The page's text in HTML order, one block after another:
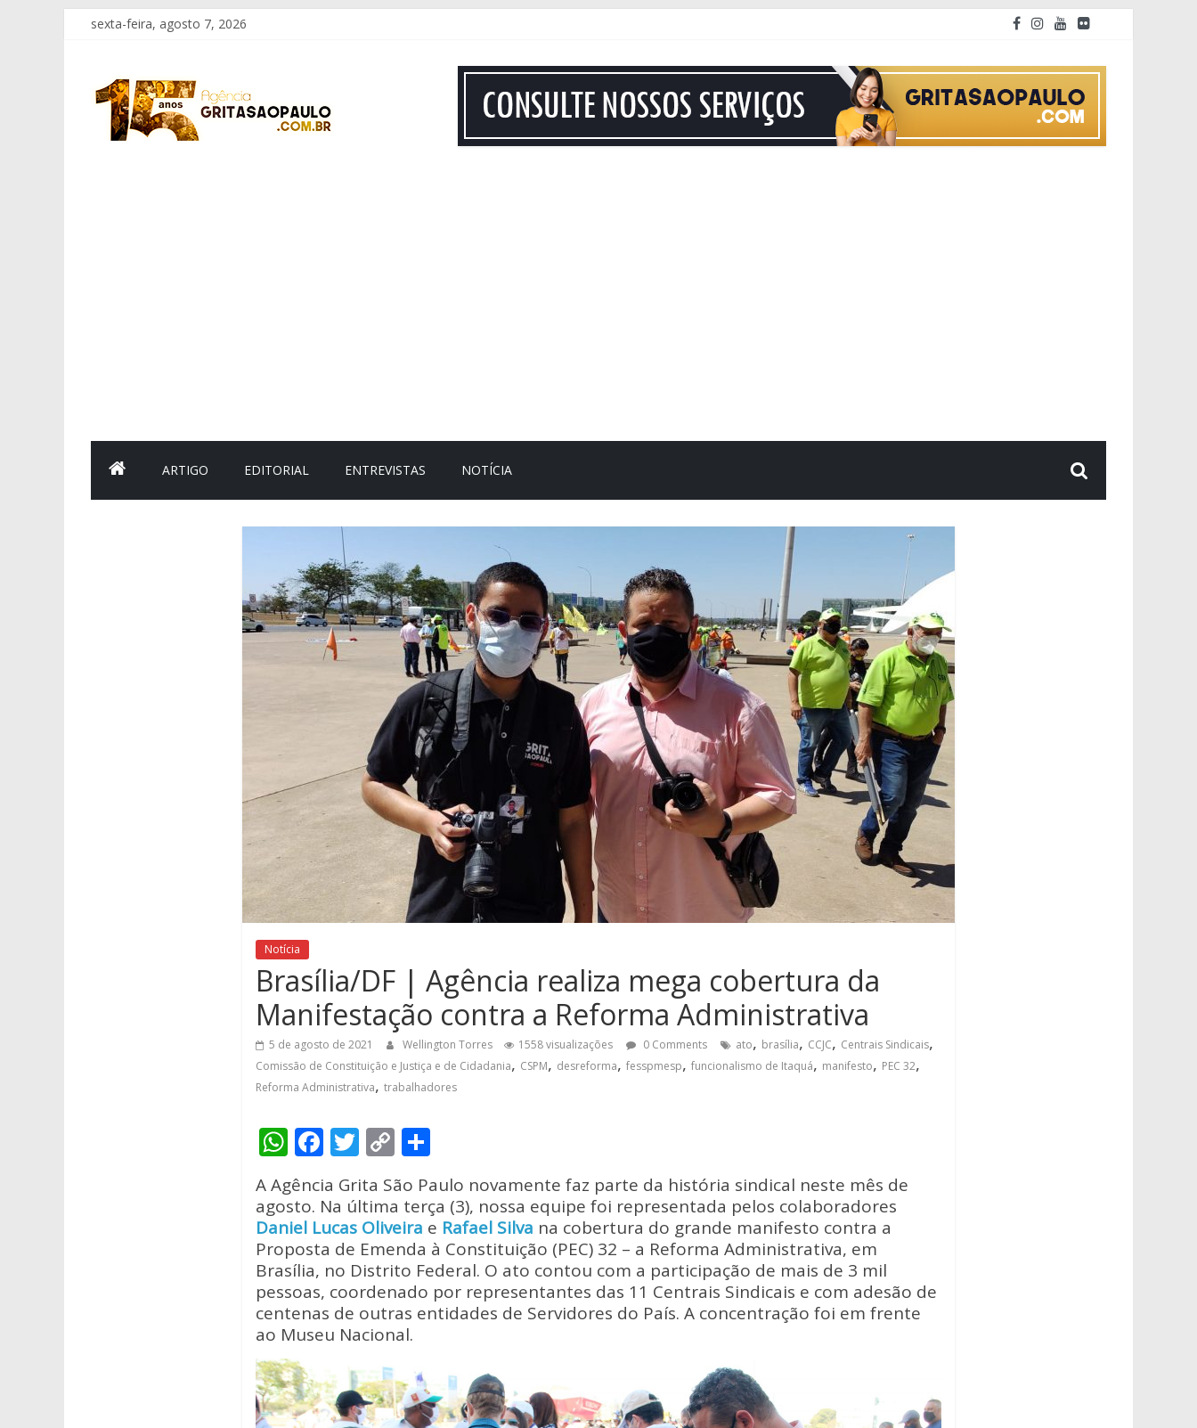
Pular
conteúdo
sexta-feira, agosto 7, 2026
Grita
São
ARTIGO EDITORIAL ENTREVISTAS NOTÍCIA
Notícia
Brasília/DF | Agência realiza mega cobertura da
Manifestação contra a Reforma Administrativa
5 de agosto de 2021 Wellington Torres 1558 visualizações 0 Comments ato, brasília, CCJC, Centrais Sindicais,
Comissão de Constituição e Justiça e de Cidadania, CSPM, desreforma, fesspmesp, funcionalismo de Itaquá, manifesto, PEC 32,
Reforma Administrativa, trabalhadores
W
h
at
s
A
p
p
F
ac
e
b
o
o
k
T
w
itt
er
C
o
p
y
Li
n
k
ar
e
A Agência Grita São Paulo novamente faz parte da história sindical neste mês de
agosto. Na última terça (3), nossa equipe foi representada pelos colaboradores
Daniel Lucas Oliveira e Rafael Silva na cobertura do grande manifesto contra a
Proposta de Emenda à Constituição (PEC) 32 – a Reforma Administrativa, em
Brasília, no Distrito Federal. O ato contou com a participação de mais de 3 mil
pessoas, coordenado por representantes das 11 Centrais Sindicais e com adesão de
centenas de outras entidades de Servidores do País. A concentração foi em frente
ao Museu Nacional.